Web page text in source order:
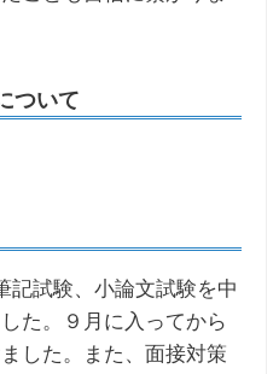
ついて
記試験、小論文試験を中
た。９月に入ってから
した。また、面接対策